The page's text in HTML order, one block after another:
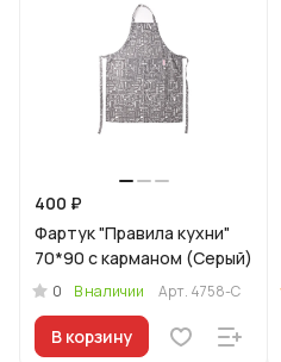
400 ₽
Фартук "Правила кухни"
70*90 с карманом (Серый)
0 В наличии Арт. 4758-С
В корзину